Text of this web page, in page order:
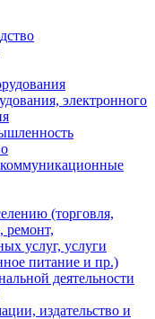
электронного
(торговля,
ремонт,
услуг, услуги
питание и пр.)
деятельности
издательство и